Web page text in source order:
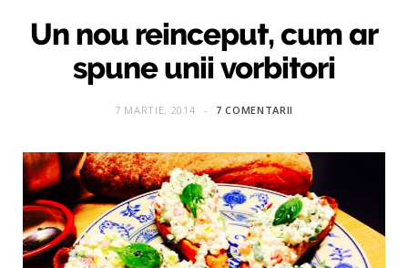
Un nou reinceput, cum ar
spune unii vorbitori
7 MARTIE, 2014 7 COMENTARII